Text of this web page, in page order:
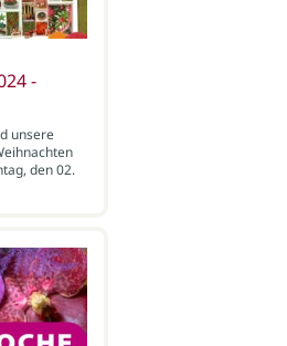
-
unsere
den 02.